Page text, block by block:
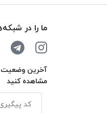
ما را در
آخرین وضعیت
مشاهده کنید